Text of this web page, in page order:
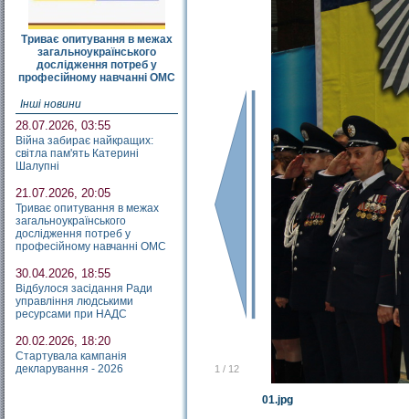
Триває опитування в межах
загальноукраїнського
дослідження потреб у
професійному навчанні ОМС
Інші новини
28.07.2026, 03:55
Війна забирає найкращих:
світла пам'ять Катерині
Шалупні
21.07.2026, 20:05
Триває опитування в межах
загальноукраїнського
дослідження потреб у
професійному навчанні ОМС
30.04.2026, 18:55
Відбулося засідання Ради
управління людськими
ресурсами при НАДС
20.02.2026, 18:20
Стартувала кампанія
декларування - 2026
1 / 12
01.jpg